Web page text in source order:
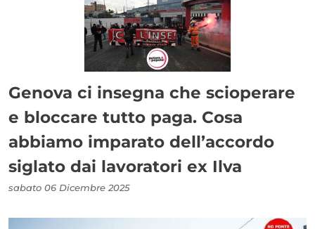
Genova ci insegna che scioperare
e bloccare tutto paga. Cosa
abbiamo imparato dell’accordo
siglato dai lavoratori ex Ilva
sabato 06 Dicembre 2025